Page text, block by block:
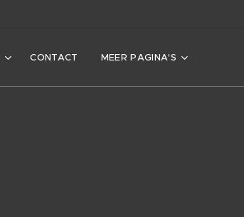
CONTACT MEER PAGINA'S